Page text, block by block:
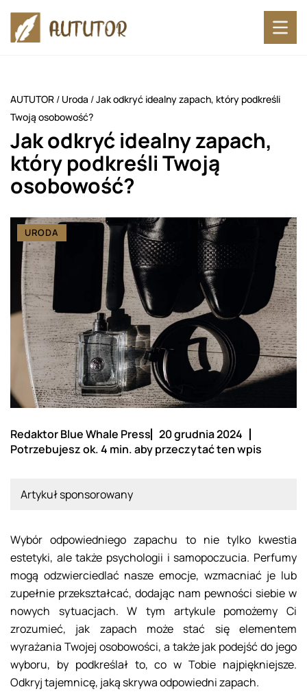
AUTUTOR / Uroda /Jak odkryć idealny zapach, który podkreśli
Twoją osobowość?
Jak odkryć idealny zapach,
który podkreśli Twoją
osobowość?
URODA
Redaktor Blue Whale Press 20 grudnia 2024
Potrzebujesz ok. 4 min. aby przeczytać ten wpis
Artykuł sponsorowany
Wybór odpowiedniego zapachu to nie tylko kwestia
estetyki, ale także psychologii i samopoczucia. Perfumy
mogą odzwierciedlać nasze emocje, wzmacniać je lub
zupełnie przekształcać, dodając nam pewności siebie w
nowych sytuacjach. W tym artykule pomożemy Ci
zrozumieć, jak zapach może stać się elementem
wyrażania Twojej osobowości, a także jak podejść do jego
wyboru, by podkreślał to, co w Tobie najpiękniejsze.
Odkryj tajemnicę, jaką skrywa odpowiedni zapach.